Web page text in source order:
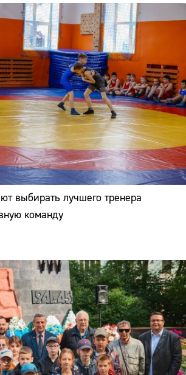
выбирать лучшего тренера
команду
Сайт: